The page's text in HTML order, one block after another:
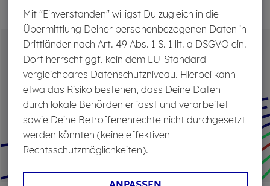
Mit "Einverstanden" willigst Du zugleich in die
Übermittlung Deiner personenbezogenen Daten in
Drittländer nach Art. 49 Abs. 1 S. 1 lit. a DSGVO ein.
Dort herrscht ggf. kein dem EU-Standard
vergleichbares Datenschutzniveau. Hierbei kann
etwa das Risiko bestehen, dass Deine Daten
durch lokale Behörden erfasst und verarbeitet
sowie Deine Betroffenenrechte nicht durchgesetzt
werden könnten (keine effektiven
Rechtsschutzmöglichkeiten).
Unser Motto lebt